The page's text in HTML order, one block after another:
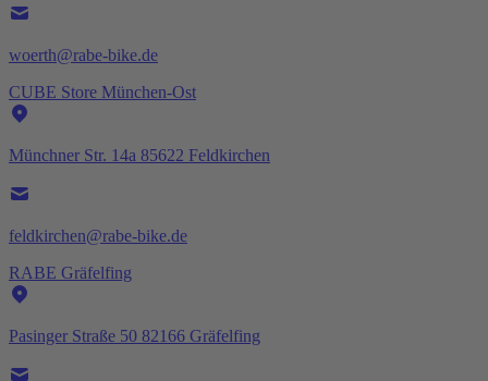
woerth@rabe-bike.de
CUBE Store München-Ost
Münchner Str. 14a 85622 Feldkirchen
feldkirchen@rabe-bike.de
RABE Gräfelfing
Pasinger Straße 50 82166 Gräfelfing